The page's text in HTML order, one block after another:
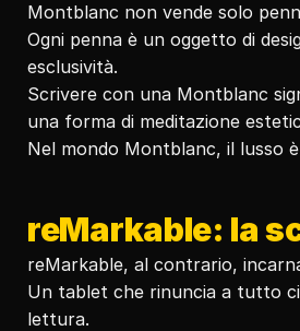
Montblanc non vende solo
Ogni penna è un oggetto di
esclusività.
Scrivere con una Montblanc
una forma di meditazione
Nel mondo Montblanc, il lusso è
reMarkable: la
reMarkable, al contrario,
Un tablet che rinuncia a tutto
lettura.